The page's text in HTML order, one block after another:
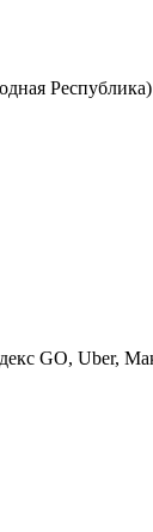
GO, Uber,